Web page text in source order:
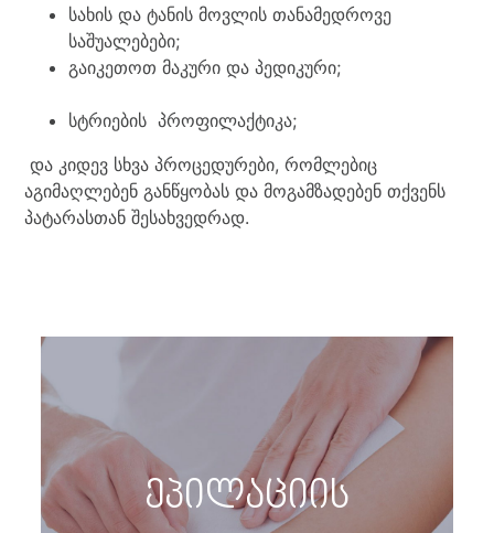
სახის და ტანის მოვლის თანამედროვე
საშუალებები;
გაიკეთოთ მაკური და პედიკური;
სტრიების პროფილაქტიკა;
და კიდევ სხვა პროცედურები, რომლებიც
აგიმაღლებენ განწყობას და მოგამზადებენ თქვენს
პატარასთან შესახვედრად.
ეპილაციის